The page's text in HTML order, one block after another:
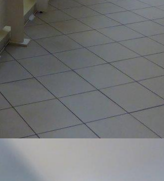
8022-42A9-AE07-76B133BF3D48_1_201_a